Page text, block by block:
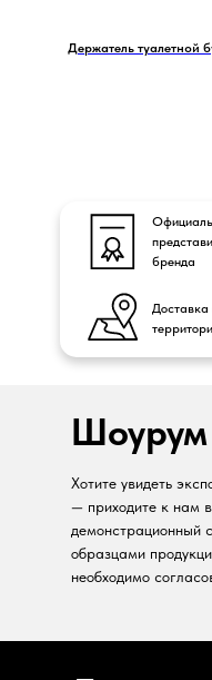
Держатель туалетной
бренда
Доставка
Шоурум
Хотите увидеть
— приходите к нам
демонстрационный
образцами
необходимо